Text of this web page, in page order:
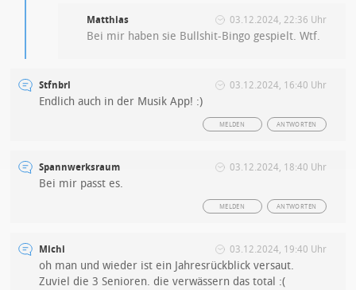
Matthias 03.12.2024, 22:36 Uhr
Bei mir haben sie Bullshit-Bingo gespielt. Wtf.
Stfnbrl 03.12.2024, 16:40 Uhr
Endlich auch in der Musik App! :)
ANTWORTEN
MELDEN
Spannwerksraum 03.12.2024, 18:40 Uhr
Bei mir passt es.
ANTWORTEN
MELDEN
Michi 03.12.2024, 19:40 Uhr
oh man und wieder ist ein Jahresrückblick versaut.
Zuviel die 3 Senioren. die verwässern das total :(